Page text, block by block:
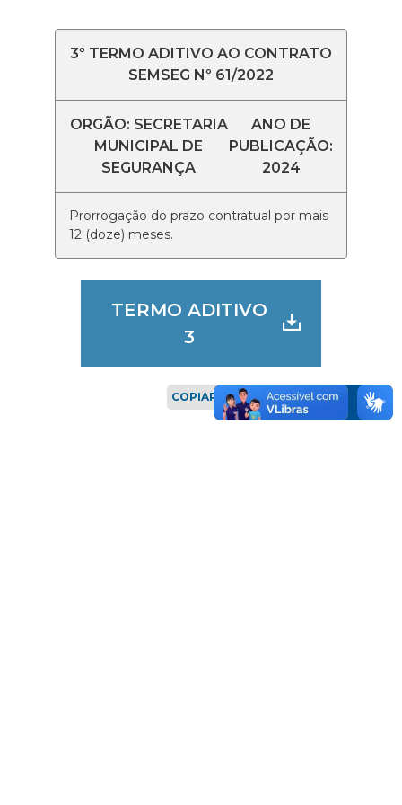
3º TERMO ADITIVO AO CONTRATO
SEMSEG Nº 61/2022
ORGÃO: SECRETARIA
MUNICIPAL DE
SEGURANÇA
ANO DE
PUBLICAÇÃO:
2024
Prorrogação do prazo contratual por mais
12 (doze) meses.
TERMO ADITIVO
3
COPIAR LINK